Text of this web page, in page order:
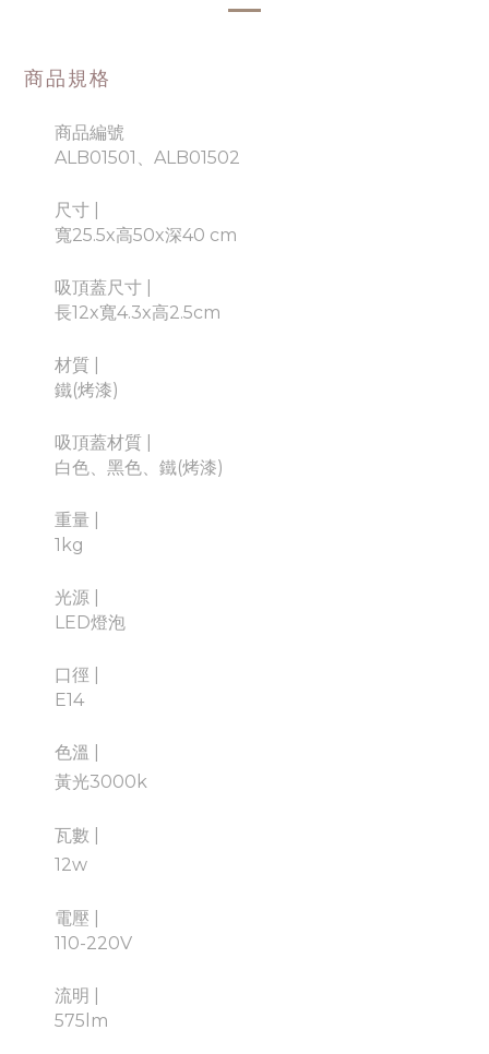
商品規格
商品編號
ALB01501、ALB01502
尺寸
寬25.5x高50x深40 cm
吸頂蓋尺寸
長12x寬4.3x高2.5cm
材質
鐵(烤漆)
吸頂蓋材質
白色、黑色、鐵(烤漆)
重量
1kg
光源
LED燈泡
口徑
E14
色溫
黃光3000k
瓦數
12w
電壓
110-220V
流明
575lm